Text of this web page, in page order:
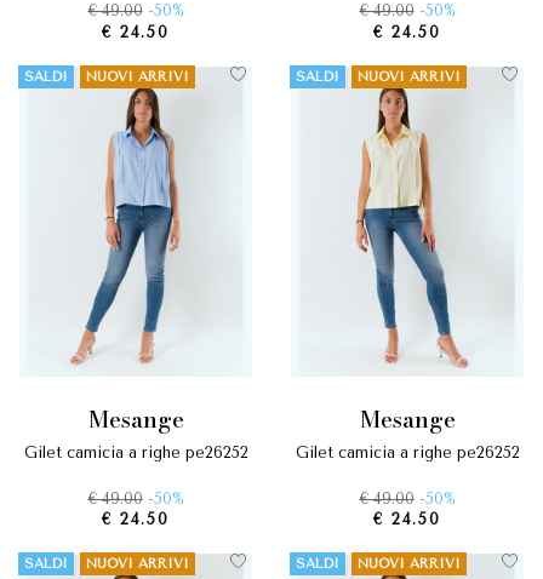
€ 49.00 -50%
€ 24.50
€ 49.00 -50%
€ 24.50
SALDI NUOVI ARRIVI
mesange
gilet camicia a righe pe26252
€ 49.00 -50%
€ 24.50
SALDI NUOVI ARRIVI
mesange
gilet camicia a righe pe26252
€ 49.00 -50%
€ 24.50
SALDI NUOVI ARRIVI SALDI NUOVI ARRIVI